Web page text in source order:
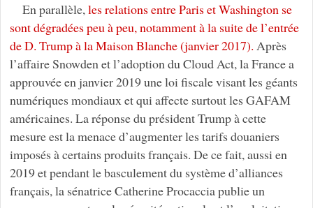
En parallèle,les relations entre Paris et Washington se
sont dégradées peu à peu, notamment à la suite de l’entrée
de D. Trump à la Maison Blanche (janvier 2017). Après
l’affaire Snowden et l’adoption du Cloud Act, la France a
approuvée en janvier 2019 une loi fiscale visant les géants
numériques mondiaux et qui affecte surtout les GAFAM
américaines. La réponse du président Trump à cette
mesure est la menace d’augmenter les tarifs douaniers
imposés à certains produits français. De ce fait, aussi en
2019 et pendant le basculement du système d’alliances
français, la sénatrice Catherine Procaccia publie un